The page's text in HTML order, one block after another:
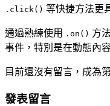
.click() 等快捷方法更
通過熟練使用 .on() 方
事件，特別是在動態內
目前還沒有留言，成為
發表留言